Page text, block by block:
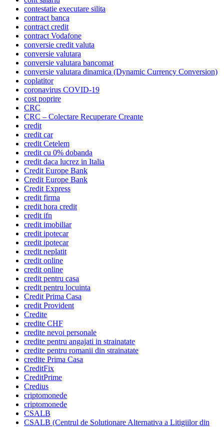
contestatie executare silita
contract banca
contract credit
contract Vodafone
conversie credit valuta
conversie valutara
conversie valutara bancomat
conversie valutara dinamica (Dynamic Currency Conversion)
coplatitor
coronavirus COVID-19
cost poprire
CRC
CRC – Colectare Recuperare Creante
credit
credit car
credit Cetelem
credit cu 0% dobanda
credit daca lucrez in Italia
Credit Europe Bank
Credit Europe Bank
Credit Express
credit firma
credit hora credit
credit ifn
credit imobiliar
credit ipotecar
credit ipotecar
credit neplatit
credit online
credit online
credit pentru casa
credit pentru locuinta
Credit Prima Casa
credit Provident
Credite
credite CHF
credite nevoi personale
credite pentru angajati in strainatate
credite pentru romanii din strainatate
credite Prima Casa
CreditFix
CreditPrime
Credius
criptomonede
criptomonede
CSALB
CSALB (Centrul de Solutionare Alternativa a Litigiilor din